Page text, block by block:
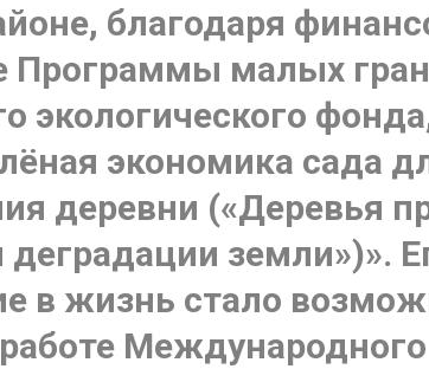
благодаря
Программы малых
экологического
экономика сада
деревни («Деревья
деградации земли»)».
в жизнь стало